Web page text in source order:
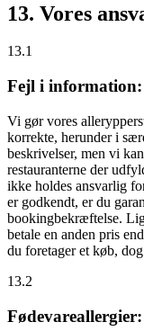
13. Vores
13.1
Fejl i information:
Vi gør vores
korrekte, herunder i
beskrivelser, men vi
restauranterne der
ikke holdes ansvarlig
er godkendt, er du
bookingbekræftelse.
betale en anden pris
du foretager et køb,
13.2
Fødevareallergier: